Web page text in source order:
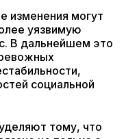
изменения могут
уязвимую
В дальнейшем это
социальной
тому, что